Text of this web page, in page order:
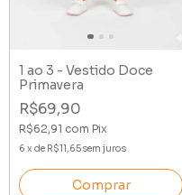
1 ao 3 - Vestido Doce
Primavera
R$69,90
R$62,91 com Pix
6 x de R$11,65sem juros
Comprar